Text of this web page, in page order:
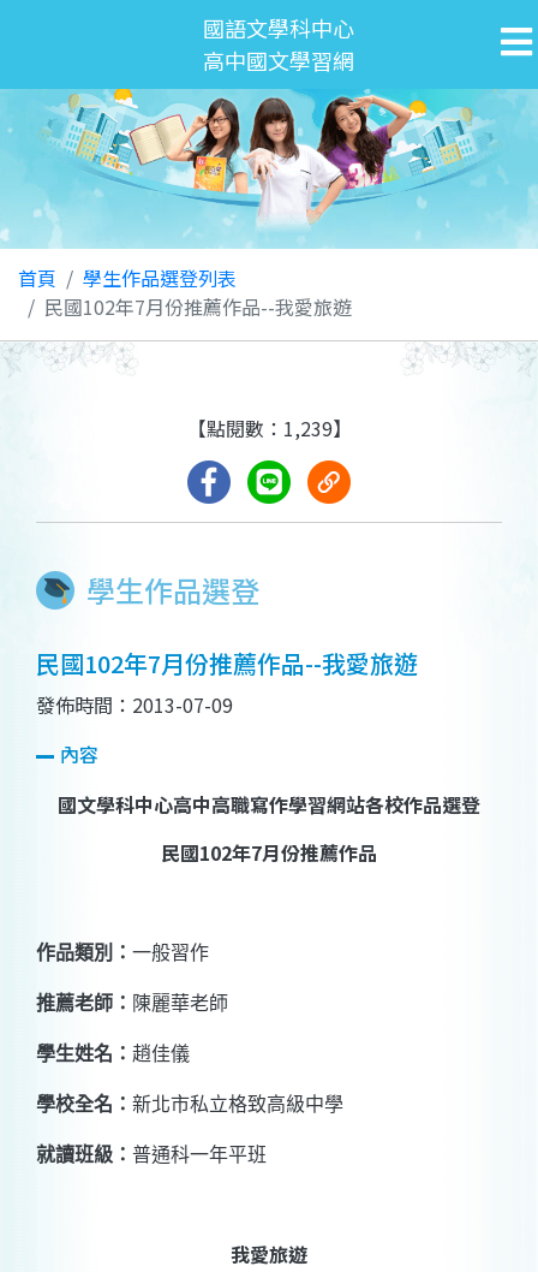
國語文學科中心
高中國文學習網
首頁
學生作品選登列表
民國102年7月份推薦作品--我愛旅遊
學生作品選登
【點閱數：1,239】
民國102年7月份推薦作品--我愛旅遊
發佈時間：2013-07-09
內容
國文學科中心高中高職寫作學習網站各校作品選登
民國102年7月份推薦作品
作品類別： 一般習作
推薦老師： 陳麗華老師
學生姓名： 趙佳儀
學校全名： 新北市私立格致高級中學
就讀班級： 普通科一年平班
我愛旅遊